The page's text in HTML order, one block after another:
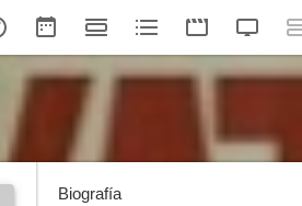
Biografía